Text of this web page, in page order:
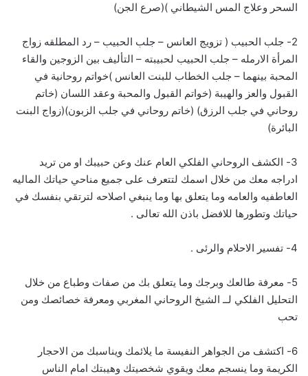
السحر وعلاج المس الشيطاني )(صرع الجن)
2- جلب الحبيب ( تزويج العانس – جلب الحبيب – رد المطلقه زواج
المرأة الارمله – جلب الحبيب لحبيبته – التأليف بين الزوجين والقاء
المحبة بينهما – جلب الخطاب للبنت العانس )خواتم روحانية في
القبول والعز والهيبة (خواتم القبول والمحبة وعقد اللسان (خاتم
روحاني في جلب الرزق) (خاتم روحاني في جلب الزبون)(زواج البنت
البائرة)
3- الكشف الروحاني الفلكي العام عنك وعن حبيبك او من تريد
ادراجه معك من خلال اسمك لتتعرف على جميع مناحي حياتك الماليه
العاطفيه والعامه وما يتعلق بها وما ينبغي اصلاحه لترتقي بنفسك في
حياتك وتطورها للافضل باذن الله تعالى .
4- تفسير الاحلام والرئى .
5- معرفة طالعك وبرجك وما يتعلق بك من صفات وطباع من خلال
التحليل الفلكي لــ الشيخ الروحاني المغربي ومعرفة خصائصك ومن
تحب
6- اكتشف من الجواهر النفيسة ما يلائمك ويناسبك من الاحجار
الكريمة وما ينسجم معك ويقوي شخصيتك وهيبتك امام الناس